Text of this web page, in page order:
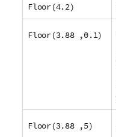
Floor(4.2)
Floor(3.88 ,0.1)
Floor(3.88 ,5)